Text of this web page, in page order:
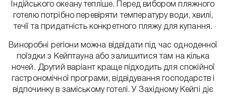
Індійського океану тепліше. Перед вибором пляжного
готелю потрібно перевіряти температуру води, хвилі,
течії та придатність конкретного пляжу для купання.
Виноробні регіони можна відвідати під час одноденної
поїздки з Кейптауна або залишитися там на кілька
ночей. Другий варіант краще підходить для спокійної
гастрономічної програми, відвідування господарств і
відпочинку в заміському готелі. У Західному Кейпі діє